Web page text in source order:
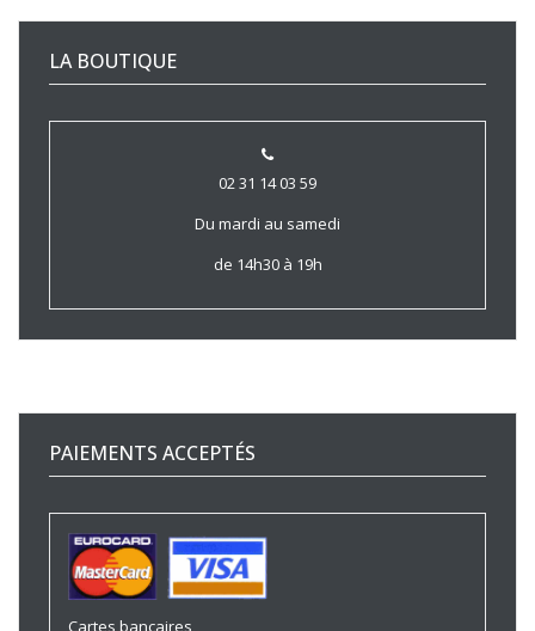
LA BOUTIQUE
02 31 14 03 59
Du mardi au samedi
de 14h30 à 19h
PAIEMENTS ACCEPTÉS
Cartes bancaires